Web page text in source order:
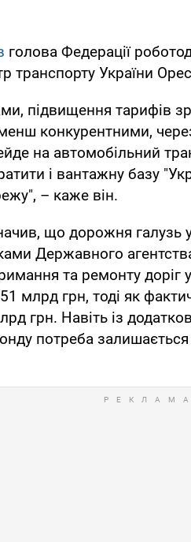
голова Федерації
транспорту України
підвищення тарифів
конкурентними,
на автомобільний
і вантажну базу
– каже він.
що дорожня галузь
Державного
та ремонту доріг
млрд грн, тоді як
грн. Навіть із
потреба